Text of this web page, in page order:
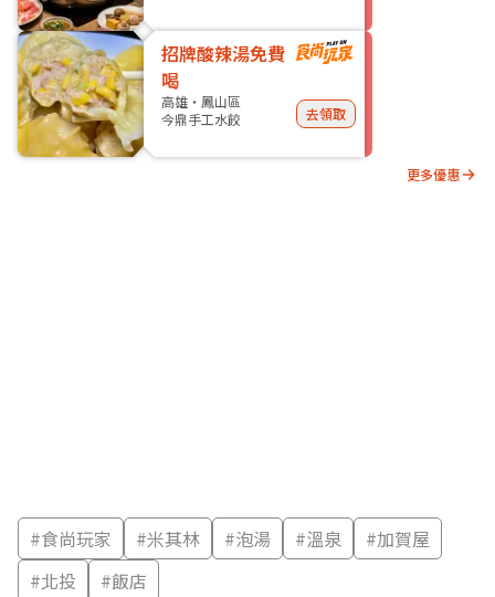
招牌酸辣湯免費
喝
高雄・鳳山區
今鼎手工水餃
去領取
更多優惠
#食尚玩家 #米其林 #泡湯 #溫泉 #加賀屋
#北投 #飯店